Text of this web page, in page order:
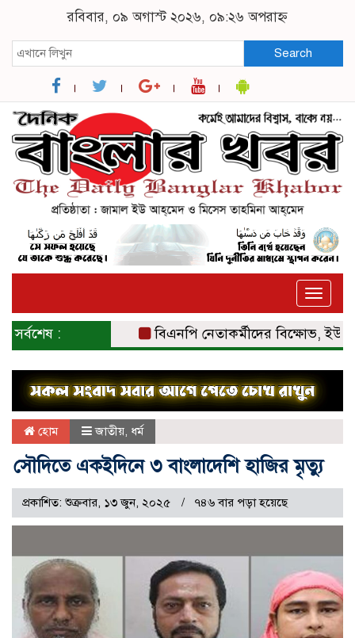
রবিবার, ০৯ অগাস্ট ২০২৬, ০৯:২৬ অপরাহ্ন
Search
Toggle
সর্বশেষ : বিএনপি নেতাকর্মীদের বিক্ষোভ, ইউএনও
হোম জাতীয়, ধর্ম
সৌদিতে একইদিনে ৩ বাংলাদেশি হাজির মৃত্যু
প্রকাশিত: শুক্রবার, ১৩ জুন, ২০২৫ ৭৪৬ বার পড়া হয়েছে